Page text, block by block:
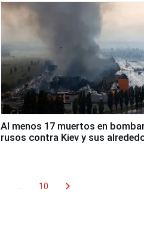
Al menos 17 muertos en
rusos contra Kiev y sus
10 chevron_right